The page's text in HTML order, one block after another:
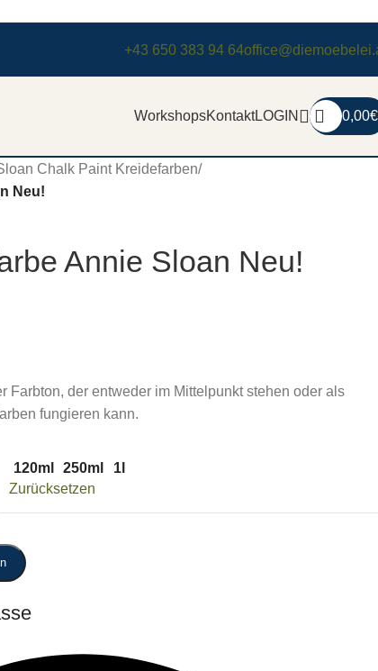
+43 650 383 94 64
WorkshopsKontaktLOGIN 0,00€
Chalk Paint Kreidefarben/
Neu!
Annie Sloan Neu!
Farbton, der entweder im Mittelpunkt stehen oder als
fungieren kann.
120ml 250ml
1l
Zurücksetzen